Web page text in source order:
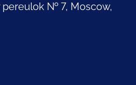
pereulok № 7, Moscow,